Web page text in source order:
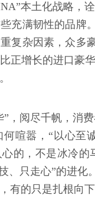
本土化战略，
充满韧性的品牌
复杂因素，众多
正增长的进口豪
，阅尽千帆，消
喧嚣，“以心至
的，不是冰冷
、只走心”的进化。
有的只是扎根向